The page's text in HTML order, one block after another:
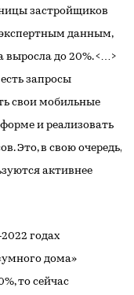
застройщиков
данным,
выросла до 20%. <…>
запросы
свои мобильные
и реализовать
Это, в свою очередь,
активнее
годах
дома»
то сейчас